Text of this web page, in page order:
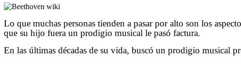
Lo que muchas personas tienden a pasar por alto son los
que su hijo fuera un prodigio musical le pasó factura.
En las últimas décadas de su vida, buscó un prodigio musical